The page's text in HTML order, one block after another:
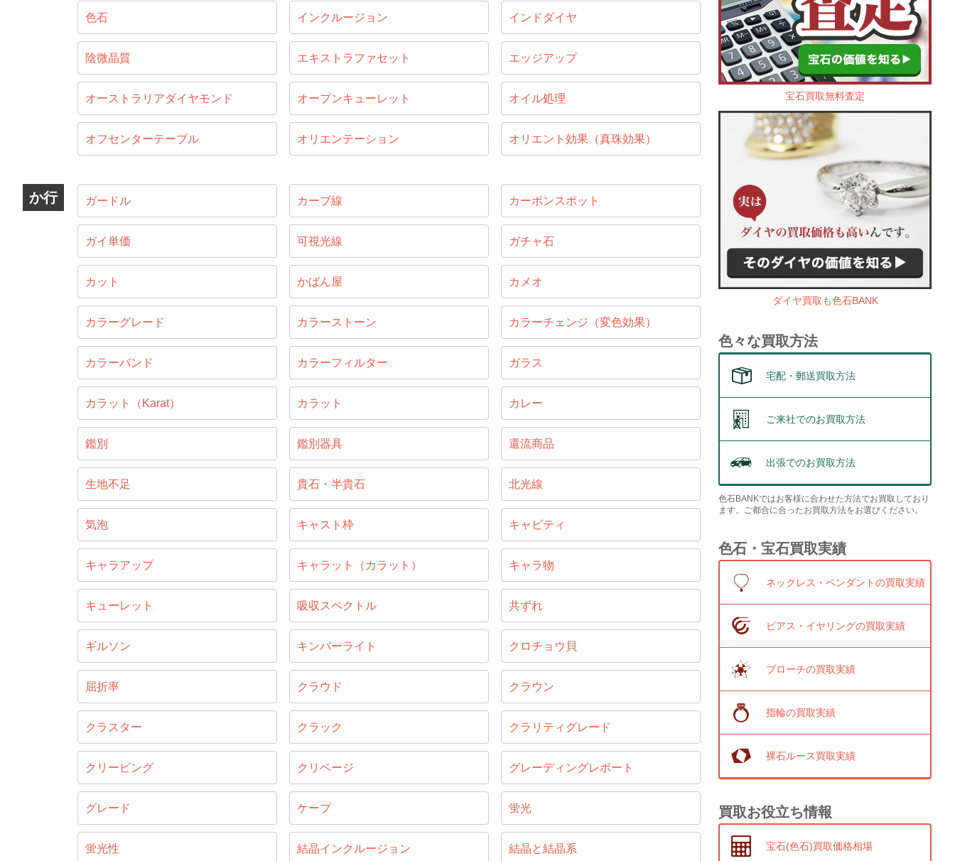
色石 インクルージョン インドダイヤ
陰微晶質 エキストラファセット エッジアップ
オーストラリアダイヤモンド オープンキューレット オイル処理
オフセンターテーブル オリエンテーション オリエント効果（真珠効果）
か行 ガードル カーブ線 カーボンスポット
ガイ単価 可視光線 ガチャ石
カット かばん屋 カメオ
カラーグレード カラーストーン カラーチェンジ（変色効果）
カラーバンド カラーフィルター ガラス
カラット（Karat） カラット カレー
鑑別 鑑別器具 還流商品
生地不足 貴石・半貴石 北光線
気泡 キャスト枠 キャビティ
キャラアップ キャラット（カラット） キャラ物
キューレット 吸収スペクトル 共ずれ
ギルソン キンバーライト クロチョウ貝
屈折率 クラウド クラウン
クラスター クラック クラリティグレード
クリービング クリベージ グレーディングレポート
グレード ケープ 蛍光
蛍光性 結晶インクルージョン 結晶と結晶系
宝石買取無料査定
ダイヤ買取も色石BANK
色々な買取方法
宅配・郵送買取方法
ご来社でのお買取方法
出張でのお買取方法
色石BANKではお客様に合わせた方法でお買取しており
ます。ご都合に合ったお買取方法をお選びください。
色石・宝石買取実績
ネックレス・ペンダントの買取実績
ピアス・イヤリングの買取実績
ブローチの買取実績
指輪の買取実績
裸石ルース買取実績
買取お役立ち情報
宝石(色石)買取価格相場